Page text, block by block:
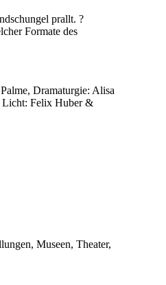
prallt. ?
Formate des
Dramaturgie: Alisa
Licht: Felix Huber &
Museen, Theater,